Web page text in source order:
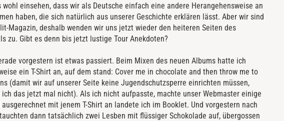
wohl einsehen, dass wir als Deutsche einfach eine andere Herangehensweise an
haben, die sich natürlich aus unserer Geschichte erklären lässt. Aber wir sind
Magazin, deshalb wenden wir uns jetzt wieder den heiteren Seiten des
zu. Gibt es denn bis jetzt lustige Tour Anekdoten?
vorgestern ist etwas passiert. Beim Mixen des neuen Albums hatte ich
ein T-Shirt an, auf dem stand: Cover me in chocolate and then throw me to
(damit wir auf unserer Seite keine Jugendschutzsperre einrichten müssen,
ich das jetzt mal nicht). Als ich nicht aufpasste, machte unser Webmaster einige
ausgerechnet mit jenem T-Shirt an landete ich im Booklet. Und vorgestern nach
dann tatsächlich zwei Lesben mit flüssiger Schokolade auf, übergossen